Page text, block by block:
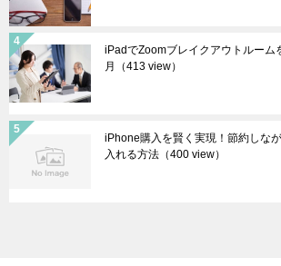
iPadでZoomブレイクアウトルーム
月
（413 view）
iPhone購入を賢く実現！節約しな
入れる方法 （400 view）